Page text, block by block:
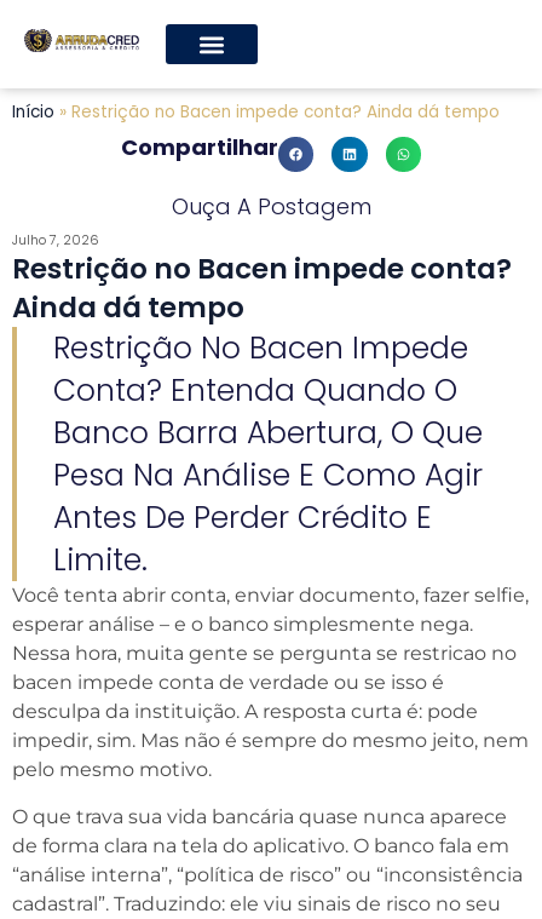
Início » Restrição no Bacen impede conta? Ainda dá tempo
Compartilhar
Ouça A Postagem
Julho 7, 2026
Restrição no Bacen impede conta?
Ainda dá tempo
Restrição No Bacen Impede
Conta? Entenda Quando O
Banco Barra Abertura, O Que
Pesa Na Análise E Como Agir
Antes De Perder Crédito E
Limite.
Você tenta abrir conta, enviar documento, fazer selfie,
esperar análise – e o banco simplesmente nega.
Nessa hora, muita gente se pergunta se restricao no
bacen impede conta de verdade ou se isso é
desculpa da instituição. A resposta curta é: pode
impedir, sim. Mas não é sempre do mesmo jeito, nem
pelo mesmo motivo.
O que trava sua vida bancária quase nunca aparece
de forma clara na tela do aplicativo. O banco fala em
“análise interna”, “política de risco” ou “inconsistência
cadastral”. Traduzindo: ele viu sinais de risco no seu